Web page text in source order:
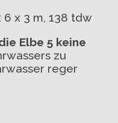
6 x 3 m, 138 tdw
Elbe 5 keine
zu
reger